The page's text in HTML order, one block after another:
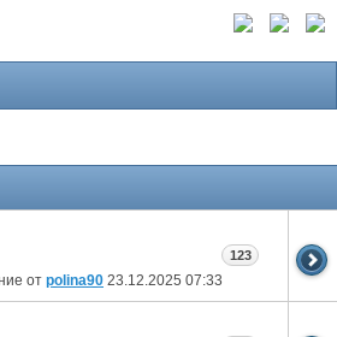
от polina90 23.12.2025 07:33
123